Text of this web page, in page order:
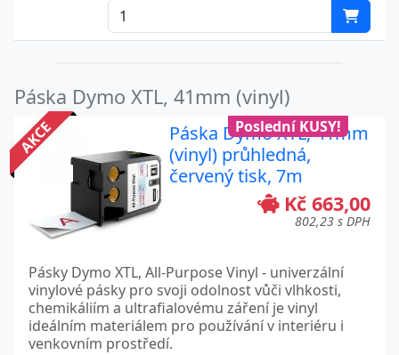
Páska Dymo XTL, 41mm (vinyl)
AKCE Poslední KUSY!
Páska Dymo XTL, 41mm
(vinyl) průhledná,
červený tisk, 7m
Kč 663,00
802,23 s DPH
Pásky Dymo XTL, All-Purpose Vinyl - univerzální
vinylové pásky pro svoji odolnost vůči vlhkosti,
chemikáliím a ultrafialovému záření je vinyl
ideálním materiálem pro používání v interiéru i
venkovním prostředí.